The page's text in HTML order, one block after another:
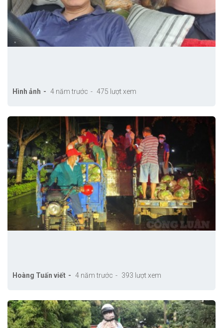
Hình ảnh 4 năm trước 475 lượt xem
Hoàng Tuấn viết 4 năm trước 393 lượt xem